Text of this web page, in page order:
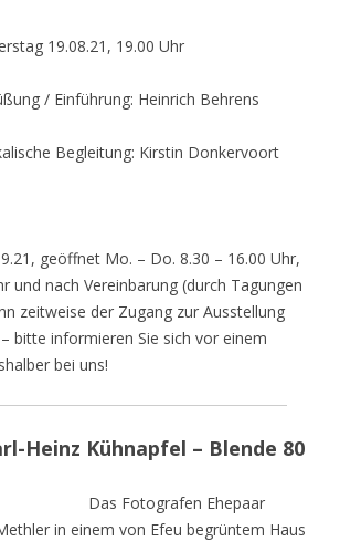
19.08.21, 19.00 Uhr
/ Einführung: Heinrich Behrens
Begleitung: Kirstin Donkervoort
geöffnet Mo. – Do. 8.30 – 16.00 Uhr,
und nach Vereinbarung (durch Tagungen
zeitweise der Zugang zur Ausstellung
bitte informieren Sie sich vor einem
bei uns!
Heinz Kühnapfel – Blende 80
Das Fotografen Ehepaar
in einem von Efeu begrüntem Haus